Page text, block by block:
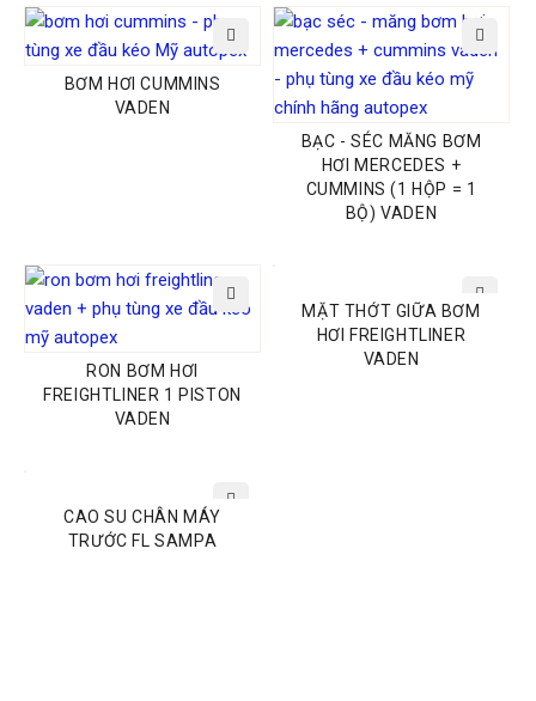
BƠM HƠI CUMMINS
VADEN
BẠC - SÉC MĂNG BƠM
HƠI MERCEDES +
CUMMINS (1 HỘP = 1
BỘ) VADEN
RON BƠM HƠI
FREIGHTLINER 1 PISTON
VADEN
MẶT THỚT GIỮA BƠM
HƠI FREIGHTLINER
VADEN
CAO SU CHÂN MÁY
TRƯỚC FL SAMPA